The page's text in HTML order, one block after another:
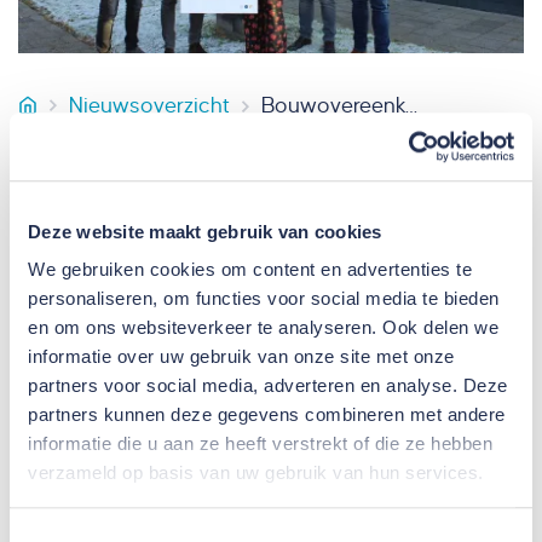
Deze website maakt gebruik van cookies
We gebruiken cookies om content en advertenties te
personaliseren, om functies voor social media te bieden
en om ons websiteverkeer te analyseren. Ook delen we
informatie over uw gebruik van onze site met onze
partners voor social media, adverteren en analyse. Deze
partners kunnen deze gegevens combineren met andere
informatie die u aan ze heeft verstrekt of die ze hebben
verzameld op basis van uw gebruik van hun services.
VB Bouw
Nieuwsoverzicht Bouwovereenkomst Markiezaten getekend
21 DECEMBER 2022
Afgelopen week hebben VB Bouw en installateur
BINK Groep een overeenkomst gesloten met
zorgorganisatie S&L Zorg om de nieuwe
woonlocatie in Bergen op Zoom te gaan bouwen.
Op 16 december tekenden Jeroen de Bekker van VB
Bouw, Ralph Bink van BINK Groep en Vera Hersbach
van S&L Zorg de bouwovereenkomst."We kijken